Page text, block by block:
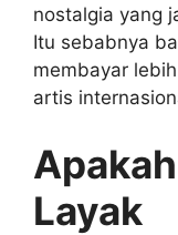
nostalgia yang
Itu sebabnya
membayar
artis
Layak